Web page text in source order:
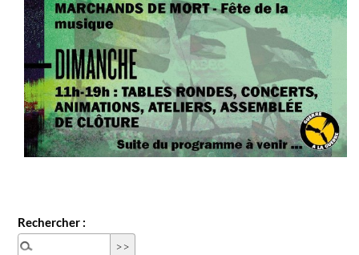
Rechercher :